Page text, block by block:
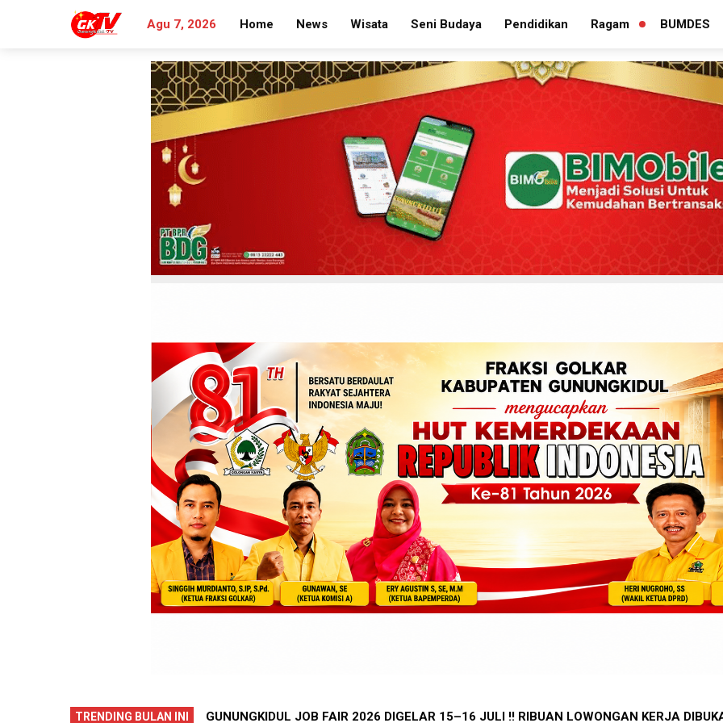
Agu 7, 2026 Home News Wisata Seni Budaya Pendidikan Ragam
PERLUAS
BUMDES
TRENDING BULAN INI
GUNUNGKIDUL JOB FAIR 2026 DIGELAR 15–16 JULI !! RIBUAN
GUNUNGKIDUL PECAH REKOR DUNIA !! 1.588 PEREMPUAN BUMI HANDAYANI